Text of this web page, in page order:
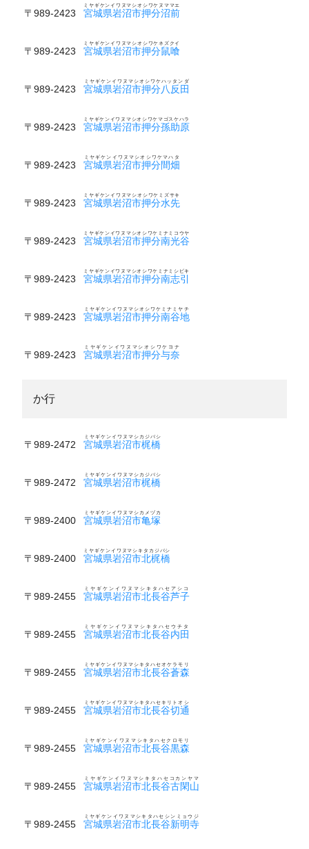
〒989-2423 宮城県岩沼市押分沼前
ミヤギケンイワヌマシオシワケヌママエ
〒989-2423 宮城県岩沼市押分鼠喰
ミヤギケンイワヌマシオシワケネズクイ
〒989-2423 宮城県岩沼市押分八反田
ミヤギケンイワヌマシオシワケハッタンダ
〒989-2423 宮城県岩沼市押分孫助原
ミヤギケンイワヌマシオシワケマゴスケハラ
〒989-2423 宮城県岩沼市押分間畑
ミヤギケンイワヌマシオシワケマハタ
〒989-2423 宮城県岩沼市押分水先
ミヤギケンイワヌマシオシワケミズサキ
〒989-2423 宮城県岩沼市押分南光谷
ミヤギケンイワヌマシオシワケミナミコウヤ
〒989-2423 宮城県岩沼市押分南志引
ミヤギケンイワヌマシオシワケミナミシビキ
〒989-2423 宮城県岩沼市押分南谷地
ミヤギケンイワヌマシオシワケミナミヤチ
〒989-2423 宮城県岩沼市押分与奈
ミヤギケンイワヌマシオシワケヨナ
か行
〒989-2472 宮城県岩沼市梶橋
ミヤギケンイワヌマシカジバシ
〒989-2472 宮城県岩沼市梶橋
ミヤギケンイワヌマシカジバシ
〒989-2400 宮城県岩沼市亀塚
ミヤギケンイワヌマシカメヅカ
〒989-2400 宮城県岩沼市北梶橋
ミヤギケンイワヌマシキタカジバシ
〒989-2455 宮城県岩沼市北長谷芦子
ミヤギケンイワヌマシキタハセアシコ
〒989-2455 宮城県岩沼市北長谷内田
ミヤギケンイワヌマシキタハセウチタ
〒989-2455 宮城県岩沼市北長谷蒼森
ミヤギケンイワヌマシキタハセオケラモリ
〒989-2455 宮城県岩沼市北長谷切通
ミヤギケンイワヌマシキタハセキリトオシ
〒989-2455 宮城県岩沼市北長谷黒森
ミヤギケンイワヌマシキタハセクロモリ
〒989-2455 宮城県岩沼市北長谷古閑山
ミヤギケンイワヌマシキタハセコカンヤマ
〒989-2455 宮城県岩沼市北長谷新明寺
ミヤギケンイワヌマシキタハセシンミョウジ